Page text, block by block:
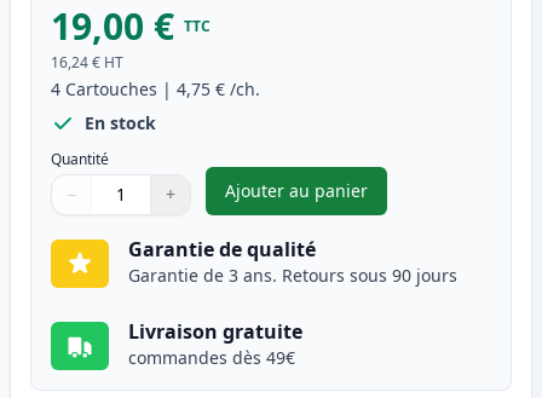
19,00 € TTC
16,24 € HT
4 Cartouches | 4,75 € /ch.
En stock
Quantité
Quantité
Utilisez les boutons pour ajuster
− +
Quantité
Ajouter au panier
,Pack de 4 Canon BJI-201
Garantie de qualité
Garantie de 3 ans. Retours sous 90 jours
Livraison gratuite
commandes dès 49€